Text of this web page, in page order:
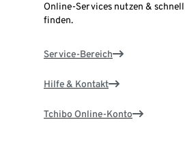
Online-Services nutzen &
finden.
Service-Bereich
Hilfe & Kontakt
Tchibo Online-Konto